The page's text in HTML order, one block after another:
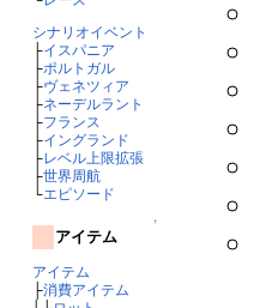
シナリオイベント
├イスパニア
├ポルトガル
├ヴェネツィア
├ネーデルラント
├フランス
├イングランド
├レベル上限拡張
├世界周航
└エピソード
↑
アイテム
アイテム
├消費アイテム